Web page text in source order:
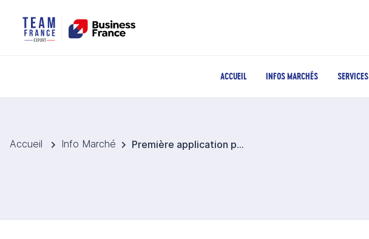
ACCUEIL INFOS MARCHÉS SERVICES
Accueil Info Marché Première application pour le chanvre comme aliment pour la volaille